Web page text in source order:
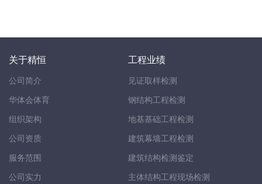
关于精恒
公司简介
华体会体育
组织架构
公司资质
服务范围
公司实力
工程业绩
见证取样检测
钢结构工程检测
地基基础工程检测
建筑幕墙工程检测
建筑结构检测鉴定
主体结构工程现场检测